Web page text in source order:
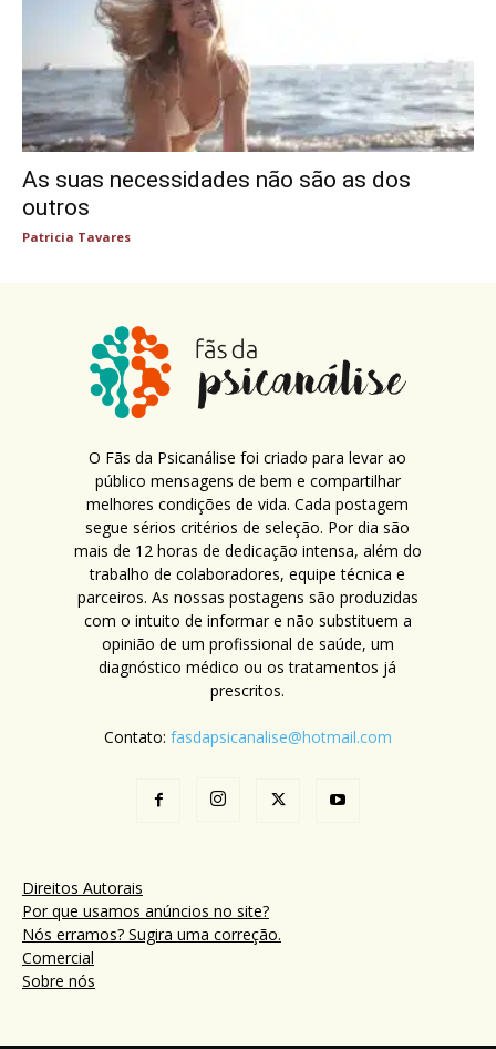
As suas necessidades não são as dos
outros
Patricia Tavares
O Fãs da Psicanálise foi criado para levar ao
público mensagens de bem e compartilhar
melhores condições de vida. Cada postagem
segue sérios critérios de seleção. Por dia são
mais de 12 horas de dedicação intensa, além do
trabalho de colaboradores, equipe técnica e
parceiros. As nossas postagens são produzidas
com o intuito de informar e não substituem a
opinião de um profissional de saúde, um
diagnóstico médico ou os tratamentos já
prescritos.
Contato: fasdapsicanalise@hotmail.com
Direitos Autorais
Por que usamos anúncios no site?
Nós erramos? Sugira uma correção.
Comercial
Sobre nós